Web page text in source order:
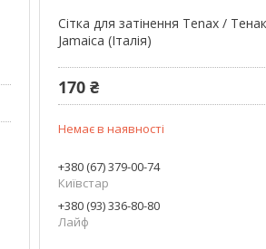
Сітка для затінення Tenax /
Jamaica (Італія)
170 ₴
Немає в наявності
+380 (67) 379-00-74
Київстар
+380 (93) 336-80-80
Лайф